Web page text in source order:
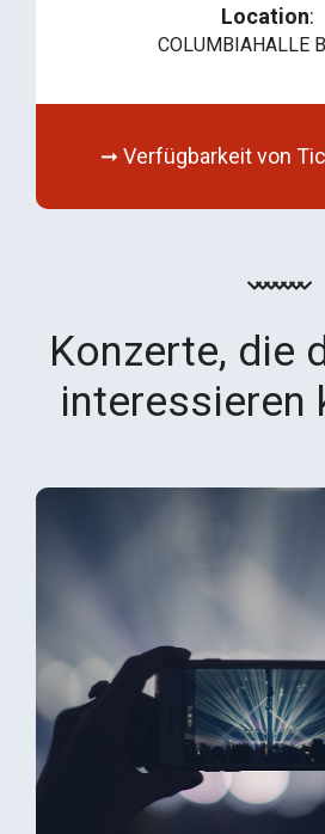
Location:
COLUMBIAHALLE
➞ Verfügbarkeit von
Konzerte, die
interessieren